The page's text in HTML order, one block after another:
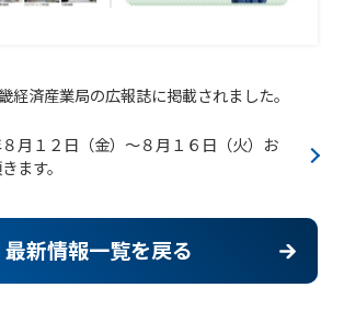
経済産業局の広報誌に掲載されました。
月１２日（金）～８月１６日（火）お
ます。
最新情報一覧を戻る